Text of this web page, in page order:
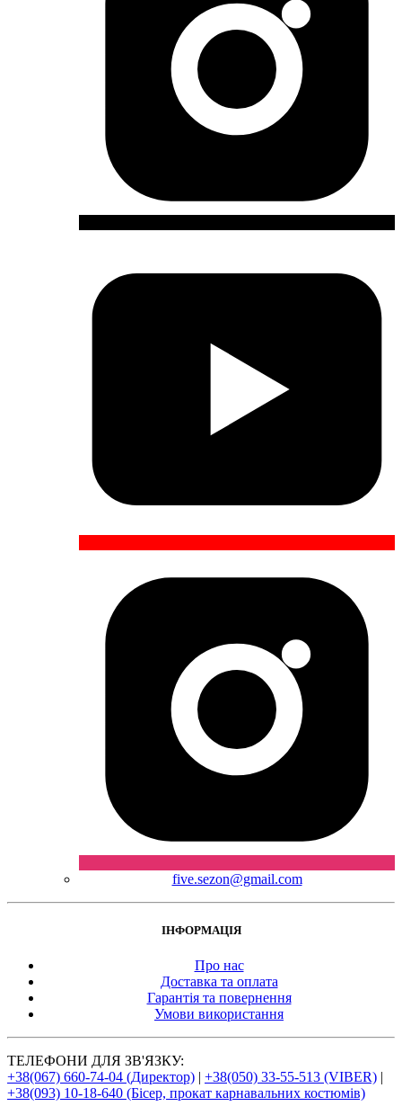
five.sezon@gmail.com
ІНФОРМАЦІЯ
Про нас
Доставка та оплата
Гарантія та повернення
Умови використання
ТЕЛЕФОНИ ДЛЯ ЗВ'ЯЗКУ:
+38(067) 660-74-04 (Директор) | +38(050) 33-55-513 (VIBER) |
+38(093) 10-18-640 (Бісер, прокат карнавальних костюмів)